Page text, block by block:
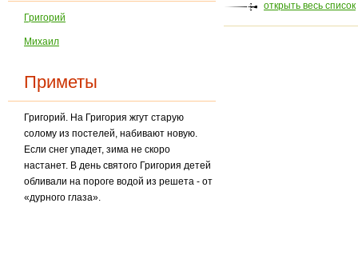
Григорий
Михаил
Приметы
Григорий. На Григория жгут старую
солому из постелей, набивают новую.
Если снег упа­дет, зима не скоро
настанет. В день святого Григория детей
обливали на пороге водой из решета - от
«дурного глаза».
открыть весь список